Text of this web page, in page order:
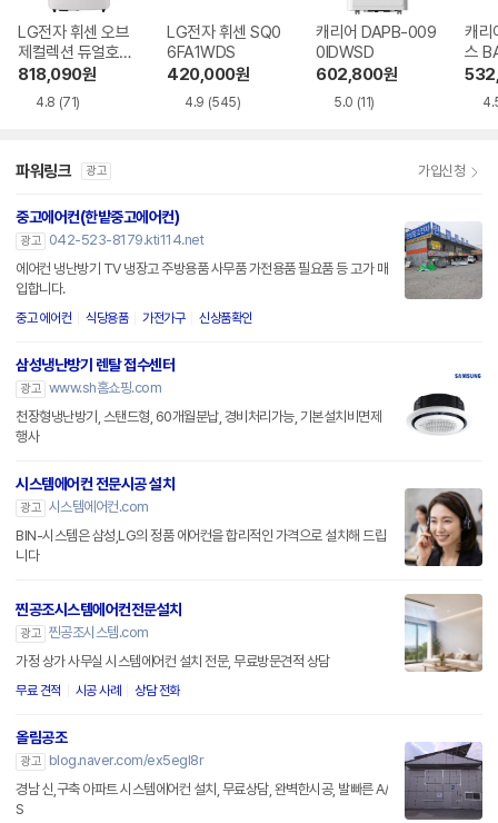
LG전자 휘센 오브
제컬렉션 듀얼호스
PQ08FDWBS
818,090원
4.8 (71)
LG전자 휘센 SQ0
6FA1WDS
420,000원
4.9 (545)
캐리어 DAPB-009
0IDWSD
602,800원
5.0 (11)
캐리
스
파워링크 광고 가입신청
중고에어컨(한밭중고에어컨)
광고
042-523-8179.kti114.net
에어컨 냉난방기 TV 냉장고 주방용품 사무품 가전용품 필요품 등 고가 매
입합니다.
중고 에어컨 식당용품 가전가구 신상품확인
삼성냉난방기 렌탈 접수센터
광고 www.sh홈쇼핑.com
천장형냉난방기, 스탠드형, 60개월분납, 경비처리가능, 기본설치비면제
행사
시스템에어컨 전문시공 설치
광고 시스템에어컨.com
BIN-시스템은 삼성,LG의 정품 에어컨을 합리적인 가격으로 설치해 드립
니다
찐공조시스템에어컨전문설치
광고 찐공조시스템.com
가정 상가 사무실 시스템에어컨 설치 전문, 무료방문견적 상담
무료 견적 시공 사례 상담 전화
올림공조
광고
blog.naver.com/ex5egl8r
경남 신,구축 아파트 시스템에어컨 설치, 무료상담, 완벽한시공, 발빠른 A/
S